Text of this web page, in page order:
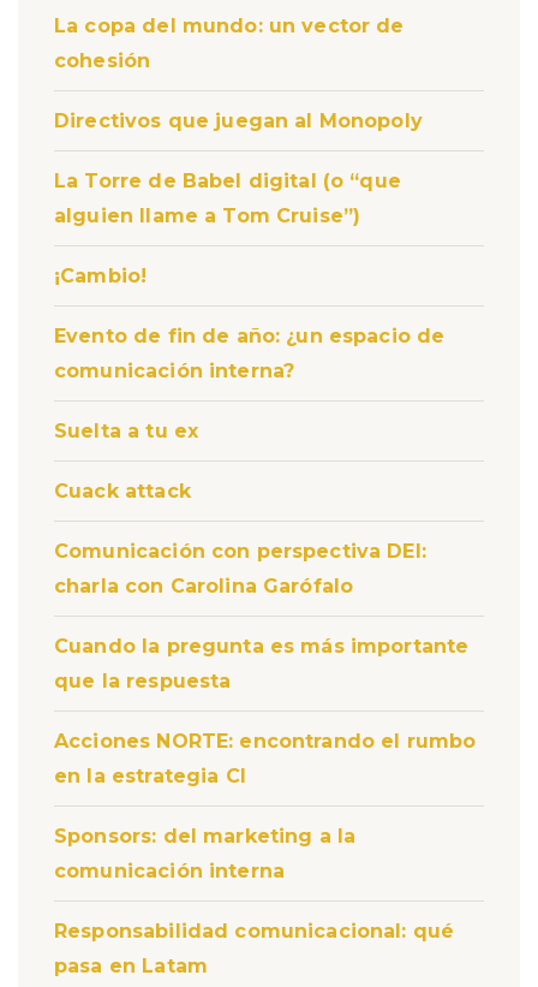
La copa del mundo: un vector de
cohesión
Directivos que juegan al Monopoly
La Torre de Babel digital (o “que
alguien llame a Tom Cruise”)
¡Cambio!
Evento de fin de año: ¿un espacio de
comunicación interna?
Suelta a tu ex
Cuack attack
Comunicación con perspectiva DEI:
charla con Carolina Garófalo
Cuando la pregunta es más importante
que la respuesta
Acciones NORTE: encontrando el rumbo
en la estrategia CI
Sponsors: del marketing a la
comunicación interna
Responsabilidad comunicacional: qué
pasa en Latam